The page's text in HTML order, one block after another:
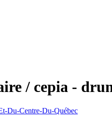
/ cepia -
Du-Centre-Du-Québec